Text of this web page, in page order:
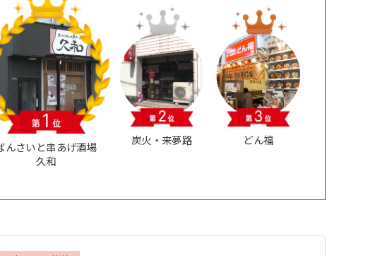
んさいと串あげ酒場
久和
炭火・来夢路 どん福